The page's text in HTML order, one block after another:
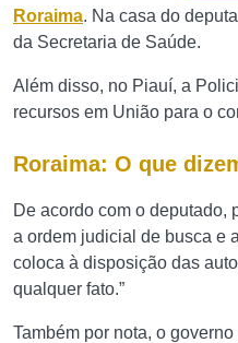
Roraima. Na casa do
da Secretaria de Saúde.
Além disso, no Piauí, a
recursos em União para o
Roraima: O que
De acordo com o deputado,
a ordem judicial de busca e
coloca à disposição das
qualquer fato.”
Também por nota, o